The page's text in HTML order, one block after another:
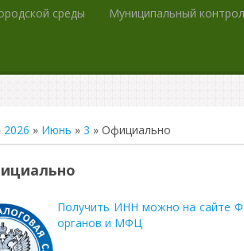
среды Муниципальный
2026 » Июнь » 3 » Официально
Получить ИНН можно на сайте
органов и МФЦ